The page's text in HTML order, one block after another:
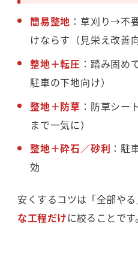
簡易整地 ：草刈り→不
けならす（見栄え改善
整地＋転圧 ：踏み固め
駐車の下地向け）
整地＋防草 ：防草シー
まで一気に）
整地＋砕石／砂利 ：駐
効
安くするコツは「全部やる
な工程だけに絞ることです。